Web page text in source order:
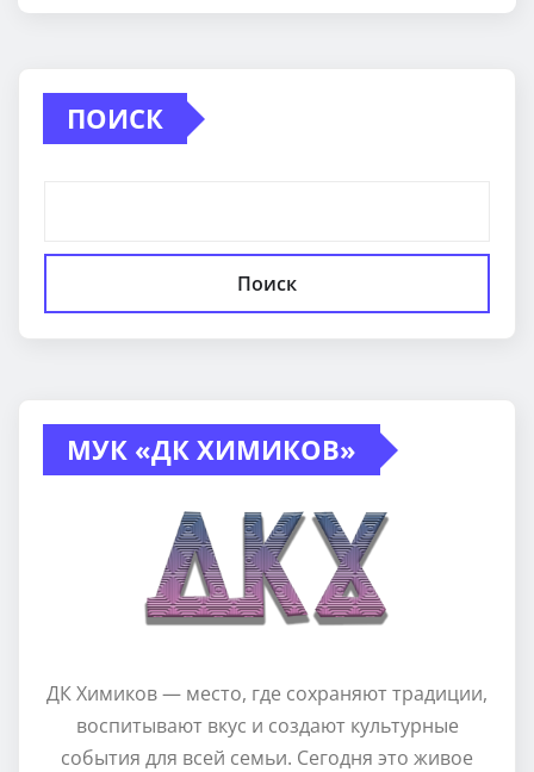
ПОИСК
Поиск
МУК «ДК ХИМИКОВ»
ДК Химиков — место, где сохраняют традиции,
воспитывают вкус и создают культурные
события для всей семьи. Сегодня это живое